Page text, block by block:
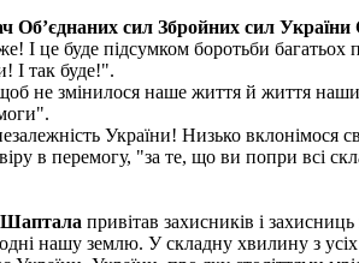
Об’єднаних сил Збройних сил України
І це буде підсумком боротьби
І так буде!".
не змінилося наше життя й життя
України! Низько вклонімося
в перемогу, "за те, що ви попри всі
Шаптала привітав захисників і захисниць
нашу землю. У складну хвилину з